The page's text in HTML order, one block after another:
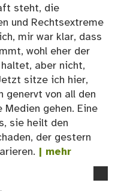
steht, die
und Rechtsextreme
mir war klar, dass
wohl eher der
aber nicht,
sitze ich hier,
genervt von all den
gehen. Eine
sie heilt den
der gestern
| mehr